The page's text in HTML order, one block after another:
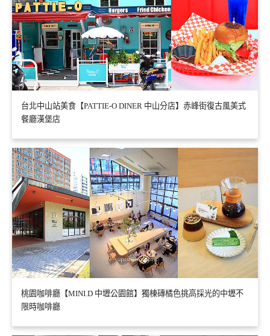
台北中山站美食【PATTIE-O DINER 中山分店】赤峰街復古風美式
餐廳漢堡店
桃園咖啡廳【MINI.D 中壢公園館】獨棟磚橘色挑高採光的中壢不
限時咖啡廳